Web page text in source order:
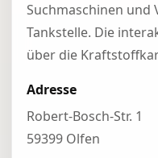
Suchmaschinen und
Tankstelle. Die
über die
Adresse
Robert-Bosch-Str. 1
59399 Olfen